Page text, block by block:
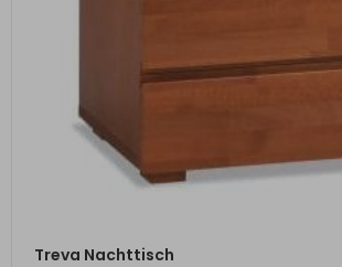
Treva Nachttisch